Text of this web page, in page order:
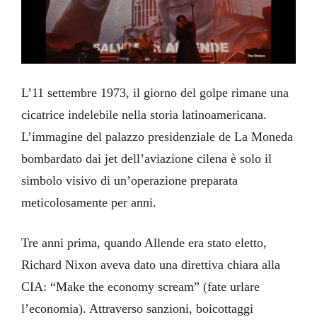
L’11 settembre 1973, il giorno del golpe rimane una
cicatrice indelebile nella storia latinoamericana.
L’immagine del palazzo presidenziale de La Moneda
bombardato dai jet dell’aviazione cilena è solo il
simbolo visivo di un’operazione preparata
meticolosamente per anni.
Tre anni prima, quando Allende era stato eletto,
Richard Nixon aveva dato una direttiva chiara alla
CIA: “Make the economy scream” (fate urlare
l’economia). Attraverso sanzioni, boicottaggi